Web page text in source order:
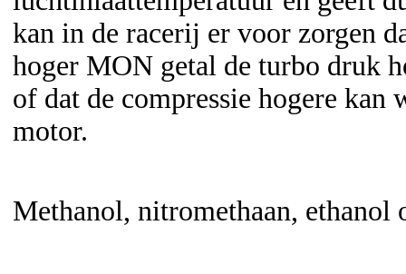
kan in de racerij er voor zorgen
hoger MON getal de turbo druk
of dat de compressie hogere kan
motor.
Methanol, nitromethaan, ethanol